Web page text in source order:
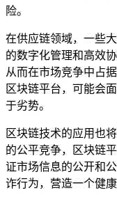
险。
在供应链领域，一些
的数字化管理和高效
从而在市场竞争中占
区块链平台，可能会
于劣势。
区块链技术的应用也
的公平竞争，区块链
证市场信息的公开和
诈行为，营造一个健